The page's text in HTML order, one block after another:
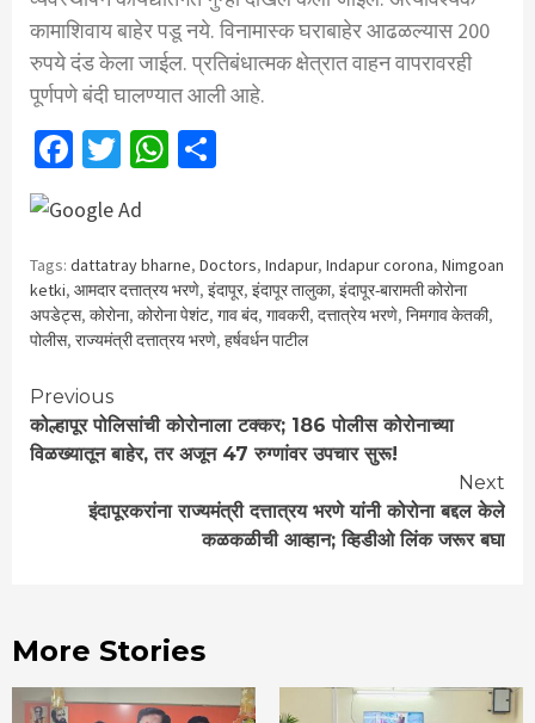
कामाशिवाय बाहेर पडू नये. विनामास्क घराबाहेर आढळल्यास 200
रुपये दंड केला जाईल. प्रतिबंधात्मक क्षेत्रात वाहन वापरावरही
पूर्णपणे बंदी घालण्यात आली आहे.
Facebook
TwitterWhatsApp
Tags: dattatray bharne, Doctors, Indapur, Indapur corona, Nimgoan
ketki, आमदार दत्तात्रय भरणे, इंदापूर, इंदापूर तालुका, इंदापूर-बारामती कोरोना
अपडेट्स, कोरोना, कोरोना पेशंट, गाव बंद, गावकरी, दत्तात्रेय भरणे, निमगाव केतकी,
पोलीस, राज्यमंत्री दत्तात्रय भरणे, हर्षवर्धन पाटील
Continue
Reading
Previous
कोल्हापूर पोलिसांची कोरोनाला टक्कर; 186 पोलीस कोरोनाच्या
विळख्यातून बाहेर, तर अजून 47 रुग्णांवर उपचार सुरू!
Next
इंदापूरकरांना राज्यमंत्री दत्तात्रय भरणे यांनी कोरोना बद्दल केले
कळकळीची आव्हान; व्हिडीओ लिंक जरूर बघा
More Stories